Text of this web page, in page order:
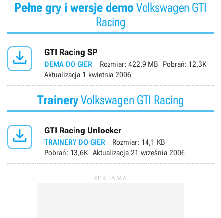
Pełne gry i wersje demoVolkswagen GTI
Racing
 GTI Racing SP
DEMA DO GIER Rozmiar: 422,9 MB Pobrań: 12,3K
Aktualizacja 1 kwietnia 2006
TraineryVolkswagen GTI Racing
 GTI Racing Unlocker
TRAINERY DO GIER Rozmiar: 14,1 KB
Pobrań: 13,6K Aktualizacja 21 września 2006